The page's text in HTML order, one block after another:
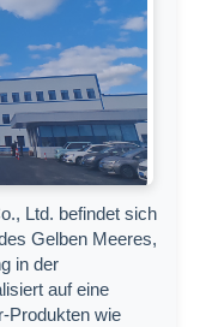
Ltd. befindet sich
Gelben Meeres,
in der
auf eine
Produkten wie